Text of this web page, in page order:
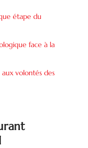
étape du
face à la
volontés des